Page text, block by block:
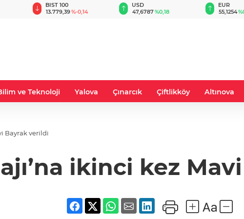
BIST 100
13.779,39%-0,14
USD
47,6787%0,18
EUR
55,1254
ve Teknoloji Yalova Çınarcık Çiftlikköy Altınova
Bayrak verildi
ikinci kez